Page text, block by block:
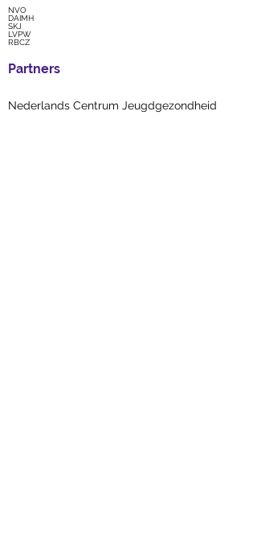
NVO
DAIMH
SKJ
LVPW
RBCZ
Partners
Nederlands Centrum Jeugdgezondheid